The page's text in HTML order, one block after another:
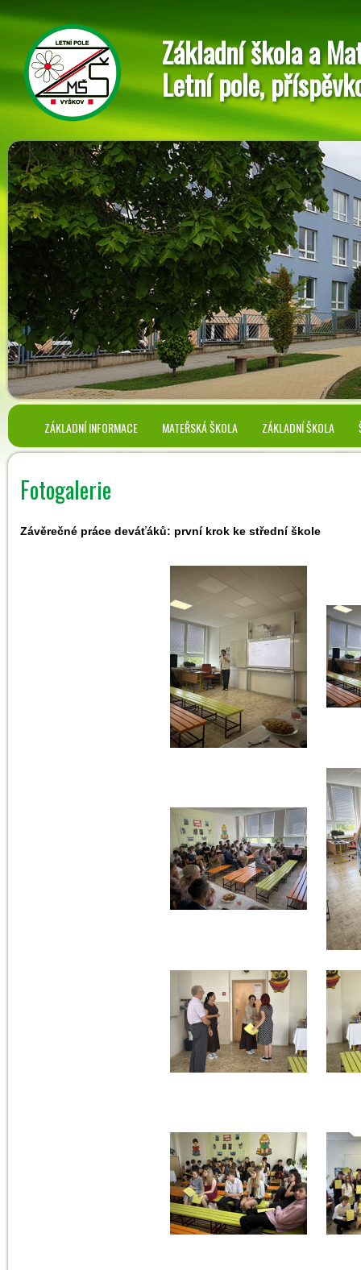
Základní škola a
Letní pole,
ZÁKLADNÍ INFORMACE MATEŘSKÁ ŠKOLA ZÁKLADNÍ ŠKOLA
Fotogalerie
Závěrečné práce deváťáků: první krok ke střední škole